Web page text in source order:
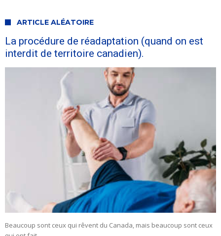
ARTICLE ALÉATOIRE
La procédure de réadaptation (quand on est
interdit de territoire canadien).
Beaucoup sont ceux qui rêvent du Canada, mais beaucoup sont ceux